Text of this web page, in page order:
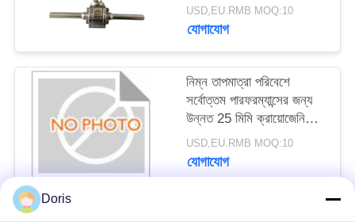
USD,EU.RMB MOQ:10
যোগাযোগ
নিম্ন তাপমাত্রা পরিবেশে
সর্বোত্তম পারফরম্যান্সের জন্য
উন্নত 25 মিমি ক্রায়োজেনিক
বল ভালভ
USD,EU.RMB MOQ:10
যোগাযোগ
Doris